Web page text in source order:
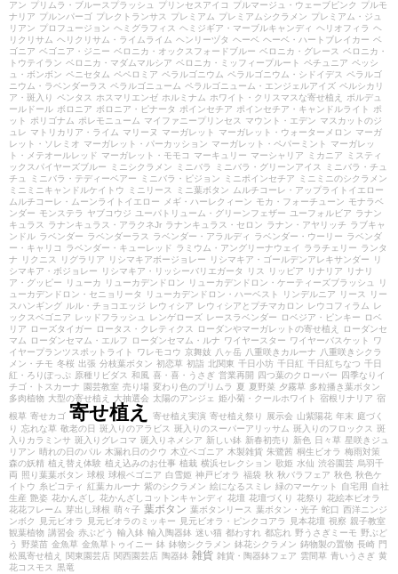
アン プリムラ・ブルースプラッシュ プリンセスアイコ プルマージュ・ウェーブピンク
プルモ
ナリア プルンパーゴ プレクトランサス プレミアム プレミアムシクラメン プレミアム・ジュ
リアン プロフュージョン ヘミグラフィス ヘミジギア・マーブルキャンディ ヘリオフィラ ヘ
リクリサム ヘリクリサム・ライムライム ヘンリーヅタ ヘーベ ヘーベ・ハートブレイカー ベ
ゴニア ベゴニア・ジニー ベロニカ・オックスフォードブルー ベロニカ・グレース ベロニカ・
トウテイラン ベロニカ・マダムマルシア ベロニカ・ミッフィープルート ペチュニア ペッシ
ュ・ボンボン ペニセタム ペペロミア ペラルゴニウム ペラルゴニウム・シドイデス ペラルゴ
ニウム・ラベンダーラス ペラルゴニューム ペラルゴニューム・エンジェルアイズ ペルシカリ
ア・斑入り ペンタス ホスマリエンゼ ホルミナム ホワイト・クリスマスな寄せ植え
ボルデュ
ールドール ボロニア ボロニア・ピナータ ポインセチア ポインセチア・キャンドルライト
ポ
ット
ポリゴナム ポレモニューム マイファニープリンセス マウント・エデン マスカットのジ
ュレ マトリカリア・ライム マリーヌ マーガレット マーガレット・ウォーターメロン マーガ
レット・ソレミオ マーガレット・パーカッション マーガレット・ペパーミント
マーガレッ
ト・メテオールレッド マーガレット・モモコ マーキュリー マーシャリア ミカニア
ミスティ
ックスパイヤーズブルー
ミニシクラメン ミニバラ ミニバラ・グリーンアイス
ミニバラ・チュ
チュ
ミニバラ・テディーベアー ミニバラ・ピジョン ミニポインセチア
ミニミニのシクラメン
ミニミニキャンドルケイトウ
ミニリース ミニ葉ボタン
ムルチコーレ・アップライトイエロー
ムルチコーレ・ムーンライトイエロー
メギ・ハーレクィーン モカ・フォーチューン モナラベ
ンダー モンステラ ヤブコウジ ユーパトリューム・グリーンフェザー ユーフォルビア ラナン
キュラス
ラナンキュラス・アラクネJr ラナンキュラス・セロン ラナン・アヤリッチ ラブキャ
ンドル ラベンダー ラベンダーラス ラベンダー・アラルディ ラベンダー・ウーリー ラベンダ
ー・キャリコ
ラベンダー・キューレッド ラミウム・アングリーナウェイ ララチェリー ランタ
ナ
リクニス リグラリア リシマキアボージョレー リシマキア・ゴールデンアレキサンダー
リ
シマキア・ボジョレー
リシマキア・リッシーバリエガータ リス リッピア リナリア
リナリ
ア・グッピー
リューカ リューカデンドロン リューカデンドロン・ケーティーズブラッシュ
リ
ューカデンドロン・セニョリータ
リューカデンドロン・ハーベスト リンデルニア リース
リー
スハンギング ルル・チョコエッジ レウィシア レウィシアとプチマカロン レウコフィラム レ
ックスベゴニア レッドフラッシュ レンゲローズ レースラベンダー ロベジア・ピンキー
ロベ
リア
ローズタイガー ロータス・クレティクス ローダンやマーガレットの寄せ植え
ローダンセ
マム
ローダンセマム・エルフ ローダンセマム・ルナ ワイヤースター ワイヤーバスケット
ワ
イヤープランツスポットライト
ワレモコウ 京舞妓 八ヶ岳 八重咲きカルーナ
八重咲きシクラ
メン・チモ 冬桜 出張 分枝葉ボタン 初恋草 初詣 北関東 千日小坊 千日紅 千日紅ちなつ 千日
紅・ろりぽっぷ 原種リビダス 和風 喜・喜・うさぎ 営業再開 四つ葉のクローバー 四季なりイ
チゴ・トスカーナ
園芸教室 売り場 変わり色のプリムラ 夏 夏野菜 夕霧草 多粒播き葉ボタン
多肉植物 大型の寄せ植え 大抽選会 太陽のアンジェ 姫小菊・クールホワイト 宿根リナリア 宿
根草 寄せカゴ 寄せ植え 寄せ植え実演 寄せ植え祭り 展示会 山紫陽花 年末 庭づく
り 忘れな草 敬老の日 斑入りのアラビス 斑入りのスーパーアリッサム 斑入りのフロックス 斑
入りカラミンサ 斑入りグレコマ 斑入りネメシア 新しい鉢 新春初売り 新色 日々草 星咲きジュ
リアン 晴れの日のパル 木漏れ日のクウ 木立ベゴニア 木製雑貨 朱鷺茜 桐生ビオラ 梅雨対策
森の妖精 植え替え体験 植え込みのお仕事 植栽 横浜セレクション 歌姫 水仙 渋谷園芸 烏羽千
両 照り葉葉ボタン 球根 球根ベゴニア 白雪姫 神戸ビオラ 福袋 秋 秋バラフェア 秋色 秋色ケ
イトウ 糸ピコティ 紅葉カルーナ 紫のシクラメン 絵になるスミレ 緑のマーケット 自宅用
自社
生産 艶姿 花かんざし 花かんざしコットンキャンディ 花壇 花壇づくり 花祭り 花絵本ビオラ
花花フレーム 芽出し球根 萌々子 葉ボタン 葉ボタンリース 葉ボタン・光子 蛇口 西洋ニンジ
ンボク
見元ビオラ 見元ビオラのミッキー 見元ビオラ・ピンクコアラ 見本花壇 視察 親子教室
観葉植物 講習会 赤ぶどう 輸入鉢 輸入陶器鉢 迷い猫 都わすれ 都忘れ 野うさぎミーモ 野ぶど
う
野菜苗 金魚草 金魚草トゥイニー 鉢 鉢物シクラメン 鉢花シクラメン 鋳物製の置物 長崎
門
松風寄せ植え
関東園芸店 関西園芸店 陶器鉢 雑貨 雑貨・陶器鉢フェア 雲間草 青いうさぎ 黄
花コスモス 黒竜